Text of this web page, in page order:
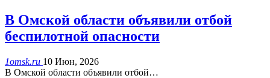
В Омской области объявили отбой
беспилотной опасности
1omsk.ru 10 Июн, 2026
В Омской области объявили отбой…